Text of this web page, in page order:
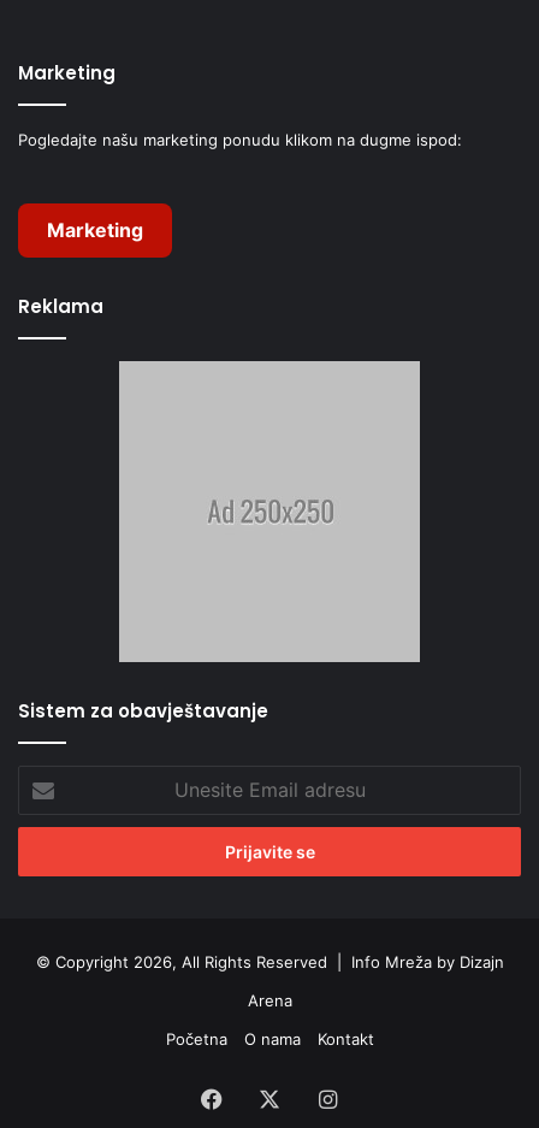
Marketing
Pogledajte našu marketing ponudu klikom na dugme ispod:
Marketing
Reklama
Sistem za obavještavanje
Email
adresu
© Copyright 2026, All Rights Reserved | Info Mreža by Dizajn
Arena
Početna
O nama Kontakt
Facebook Instagram